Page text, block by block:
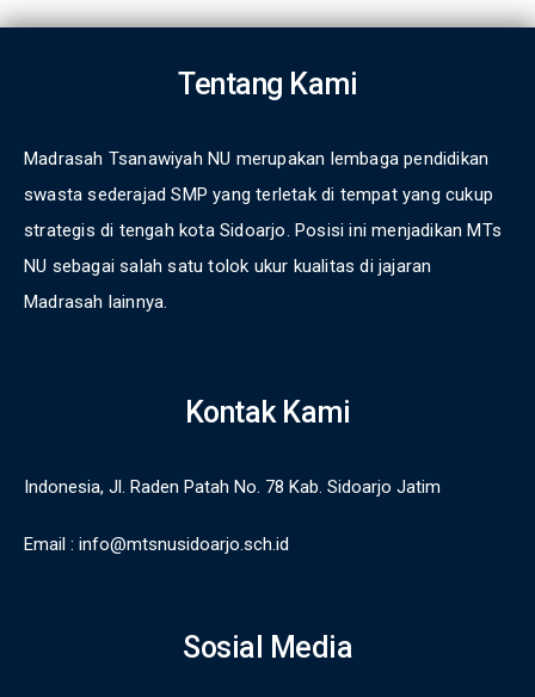
Tentang Kami
Madrasah Tsanawiyah NU merupakan lembaga pendidikan
swasta sederajad SMP yang terletak di tempat yang cukup
strategis di tengah kota Sidoarjo. Posisi ini menjadikan MTs
NU sebagai salah satu tolok ukur kualitas di jajaran
Madrasah lainnya.
Kontak Kami
Indonesia, Jl. Raden Patah No. 78 Kab. Sidoarjo Jatim
Email : info@mtsnusidoarjo.sch.id
Sosial Media